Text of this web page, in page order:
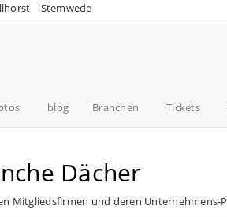
Stemwede
blog Branchen Tickets
Dächer
Mitgliedsfirmen und deren Unternehmens-